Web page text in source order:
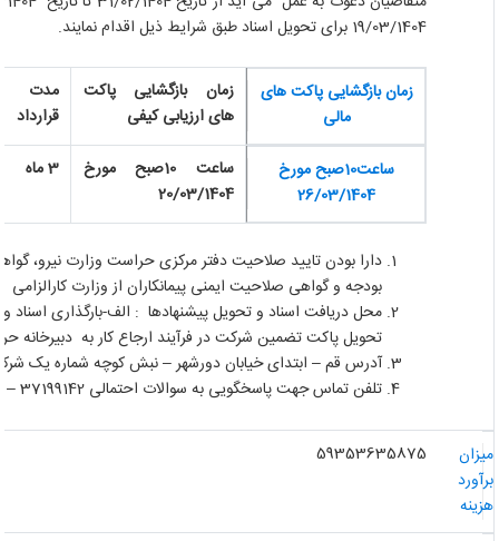
19/03/1404 برای تحویل اسناد طبق شرایط ذیل اقدام نمایند.
زمان بازگشایی پاکت های
مالی
زمان بازگشایی پاکت
های ارزیابی کیفی
مدت
قرارداد
ساعت10صبح مورخ
26/03/1404
ساعت 10صبح مورخ
20/03/1404
3 ماه
دارا بودن تایید صلاحیت دفتر مرکزی حراست وزارت نیرو،
بودجه و گواهی صلاحیت ایمنی پیمانکاران از وزارت کارالزامی
محل دریافت اسناد و تحویل پیشنهادها : الف-بارگذاری اسناد و
تحویل پاکت تضمین شرکت در فرآیند ارجاع کار به دبیرخانه
آدرس قم – ابتدای خیابان دورشهر – نبش کوچه شماره یک
تلفن تماس جهت پاسخگویی به سوالات احتمالی 37199142 – 025 (آقای مهندس محمدی)
59353635875